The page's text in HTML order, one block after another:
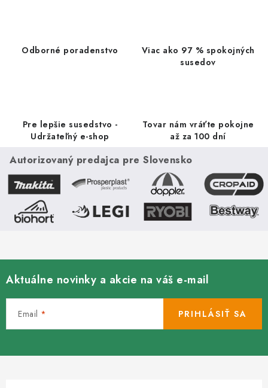
Odborné poradenstvo
Viac ako 97 % spokojných
susedov
Pre lepšie susedstvo -
Udržateľný e-shop
Tovar nám vráťte pokojne
až za 100 dní
Autorizovaný predajca pre Slovensko
Aktuálne novinky a akcie na váš e-mail
Email PRIHLÁSIŤ SA